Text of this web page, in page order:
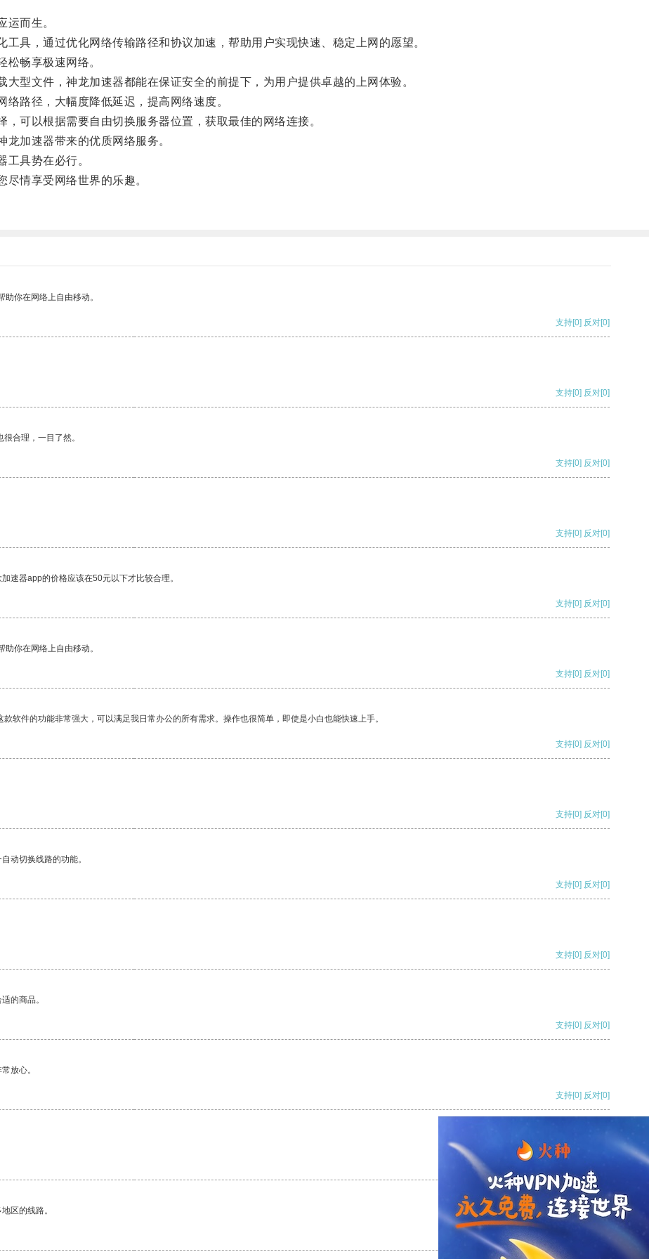
而生。
，通过优化网络传输路径和协议加速，帮助用户实现快速、稳定上网的愿望。
畅享极速网络。
文件，神龙加速器都能在保证安全的前提下，为用户提供卓越的上网体验。
路径，大幅度降低延迟，提高网络速度。
可以根据需要自由切换服务器位置，获取最佳的网络连接。
加速器带来的优质网络服务。
具势在必行。
情享受网络世界的乐趣。
你在网络上自由移动。
支持[0] 反对[0]
支持[0] 反对[0]
合理，一目了然。
支持[0] 反对[0]
支持[0] 反对[0]
速器app的价格应该在50元以下才比较合理。
支持[0] 反对[0]
你在网络上自由移动。
支持[0] 反对[0]
软件的功能非常强大，可以满足我日常办公的所有需求。操作也很简单，即使是小白也能快速上手。
支持[0] 反对[0]
支持[0] 反对[0]
动切换线路的功能。
支持[0] 反对[0]
支持[0] 反对[0]
的商品。
支持[0] 反对[0]
放心。
支持[0] 反对[0]
区的线路。
反对